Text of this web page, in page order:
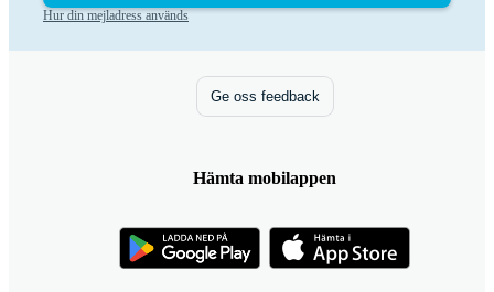
Hur din mejladress används
Ge oss feedback
Hämta mobilappen